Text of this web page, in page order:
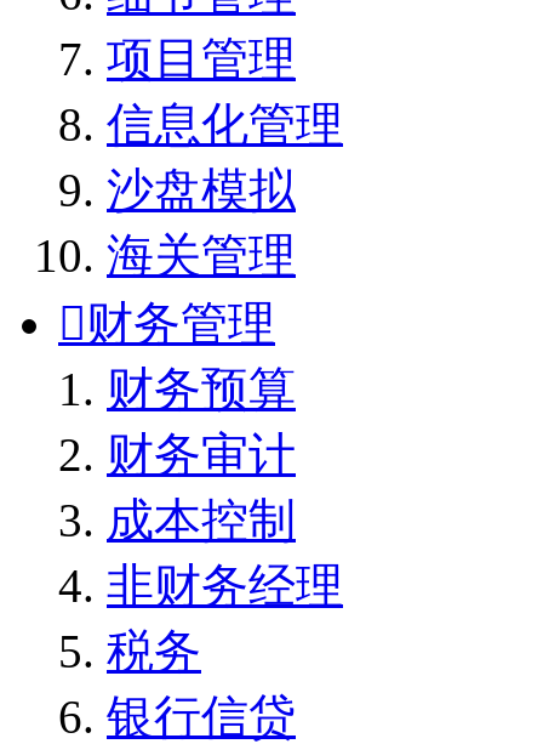
项目管理
信息化管理
沙盘模拟
海关管理
财务管理
财务预算
财务审计
成本控制
非财务经理
税务
银行信贷